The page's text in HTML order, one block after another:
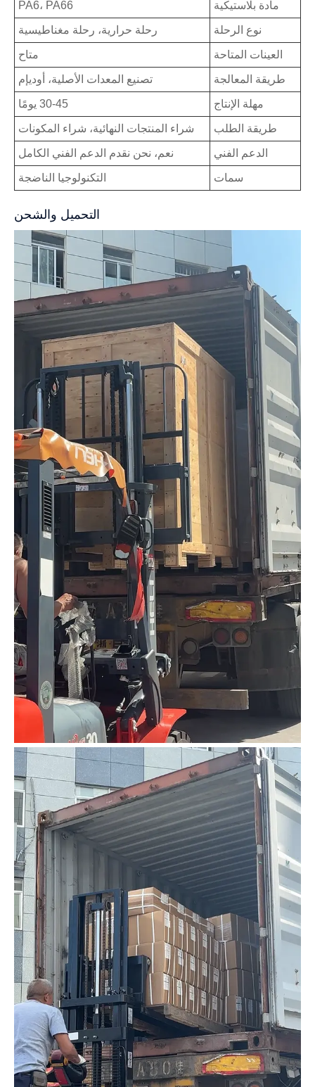
مادة بلاستيكية PA6، PA66
نوع الرحلة رحلة حرارية، رحلة مغناطيسية
العينات المتاحة متاح
طريقة المعالجة تصنيع المعدات الأصلية، أوديإم
مهلة الإنتاج 30-45 يومًا
طريقة الطلب شراء المنتجات النهائية، شراء المكونات
الدعم الفني نعم، نحن نقدم الدعم الفني الكامل
سمات التكنولوجيا الناضجة
التحميل والشحن